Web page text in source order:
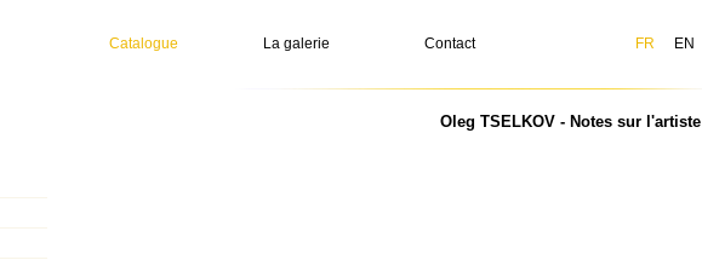
Catalogue La galerie Contact FR EN
Oleg TSELKOV - Notes sur l'artiste